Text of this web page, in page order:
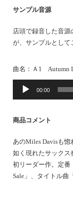
サンプル音源
店頭で録音した音
が、サンプルとして
曲名：Ａ1 Autumn
音
ー
ヤ
ー
00:00
商品コメント
あのMiles Davisも
如く現れたサックス
初リーダー作。定番
Sale」、タイトル曲